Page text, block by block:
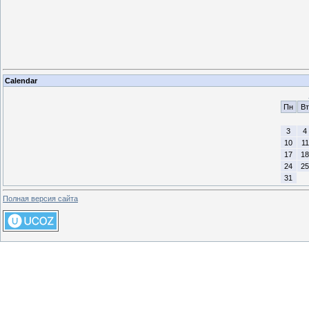
Calendar
Пн
Вт
3
4
10
11
17
18
24
25
31
Полная версия сайта